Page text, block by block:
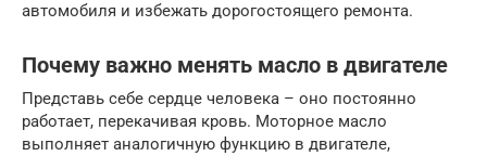
автомобиля и избежать дорогостоящего ремонта.
Почему важно менять масло в двигателе
Представь себе сердце человека – оно постоянно
работает, перекачивая кровь. Моторное масло
выполняет аналогичную функцию в двигателе,